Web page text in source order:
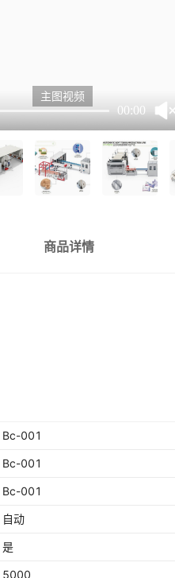
00:00
主图视频
商品详情
Bc-001
Bc-001
Bc-001
自动
是
5000